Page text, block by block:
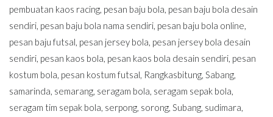
pembuatan kaos racing, pesan baju bola, pesan baju bola desain
sendiri, pesan baju bola nama sendiri, pesan baju bola online,
pesan baju futsal, pesan jersey bola, pesan jersey bola desain
sendiri, pesan kaos bola, pesan kaos bola desain sendiri, pesan
kostum bola, pesan kostum futsal, Rangkasbitung, Sabang,
samarinda, semarang, seragam bola, seragam sepak bola,
seragam tim sepak bola, serpong, sorong, Subang, sudimara,